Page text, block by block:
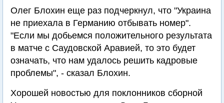
Олег Блохин еще раз подчеркнул, что "Украина
не приехала в Германию отбывать номер".
"Если мы добьемся положительного результата
в матче с Саудовской Аравией, то это будет
означать, что нам удалось решить кадровые
проблемы", - сказал Блохин.
Хорошей новостью для поклонников сборной